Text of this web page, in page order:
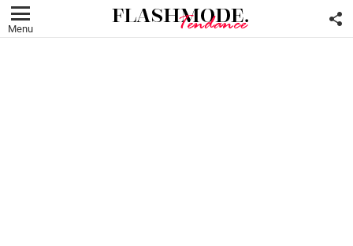
Menu